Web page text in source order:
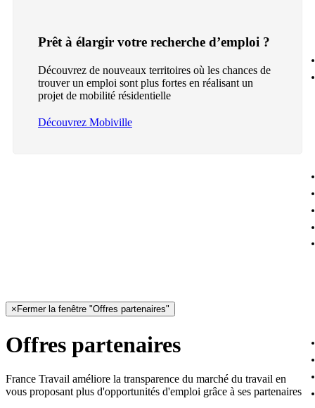
Prêt à élargir votre recherche d’emploi ?
Découvrez de nouveaux territoires où les chances de
trouver un emploi sont plus fortes en réalisant un
projet de mobilité résidentielle
Découvrez Mobiville
× Fermer la fenêtre "Offres partenaires"
Offres partenaires
France Travail améliore la transparence du marché du travail en
vous proposant plus d'opportunités d'emploi grâce à ses partenaires